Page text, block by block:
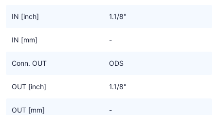
IN [inch] 1.1/8"
IN [mm] -
Conn. OUT ODS
OUT [inch] 1.1/8"
OUT [mm] -